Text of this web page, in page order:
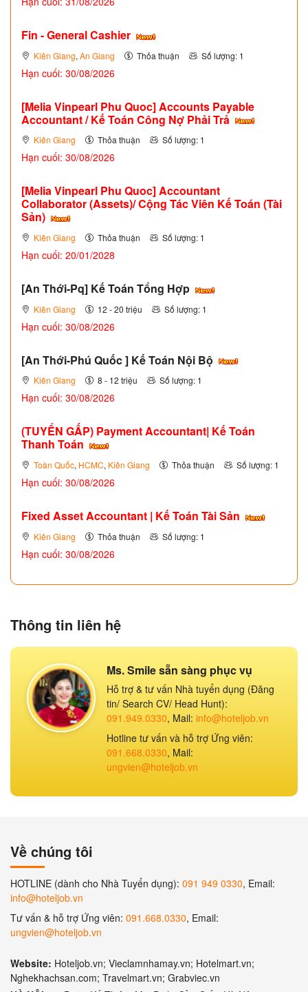
Fin - General Cashier
Kiên Giang, An Giang Thỏa thuận Số lượng: 1
Hạn cuối: 30/08/2026
[Melia Vinpearl Phu Quoc] Accounts Payable
Accountant / Kế Toán Công Nợ Phải Trả
Kiên Giang Thỏa thuận Số lượng: 1
Hạn cuối: 30/08/2026
[Melia Vinpearl Phu Quoc] Accountant
Collaborator (Assets)/ Cộng Tác Viên Kế Toán (Tài
Sản)
Kiên Giang Thỏa thuận Số lượng: 1
Hạn cuối: 20/01/2028
[An Thới-Pq] Kế Toán Tổng Hợp
Kiên Giang 12 - 20 triệu Số lượng: 1
Hạn cuối: 30/08/2026
[An Thới-Phú Quốc ] Kế Toán Nội Bộ
Kiên Giang 8 - 12 triệu Số lượng: 1
Hạn cuối: 30/08/2026
(TUYỂN GẤP) Payment Accountant| Kế Toán
Thanh Toán
Toàn Quốc, HCMC, Kiên Giang Thỏa thuận Số lượng: 1
Hạn cuối: 30/08/2026
Fixed Asset Accountant | Kế Toán Tài Sản
Kiên Giang Thỏa thuận Số lượng: 1
Hạn cuối: 30/08/2026
Thông tin liên hệ
Ms. Smile sẵn sàng phục vụ
Hỗ trợ & tư vấn Nhà tuyển dụng (Đăng
tin/ Search CV/ Head Hunt):
091.949.0330, Mail: info@hoteljob.vn
Hotline tư vấn và hỗ trợ Ứng viên:
091.668.0330, Mail:
ungvien@hoteljob.vn
Về chúng tôi
HOTLINE (dành cho Nhà Tuyển dụng): 091 949 0330, Email:
info@hoteljob.vn
Tư vấn & hỗ trợ Ứng viên: 091.668.0330, Email:
ungvien@hoteljob.vn
Website: Hoteljob.vn; Vieclamnhamay.vn; Hotelmart.vn;
Nghekhachsan.com; Travelmart.vn; Grabviec.vn